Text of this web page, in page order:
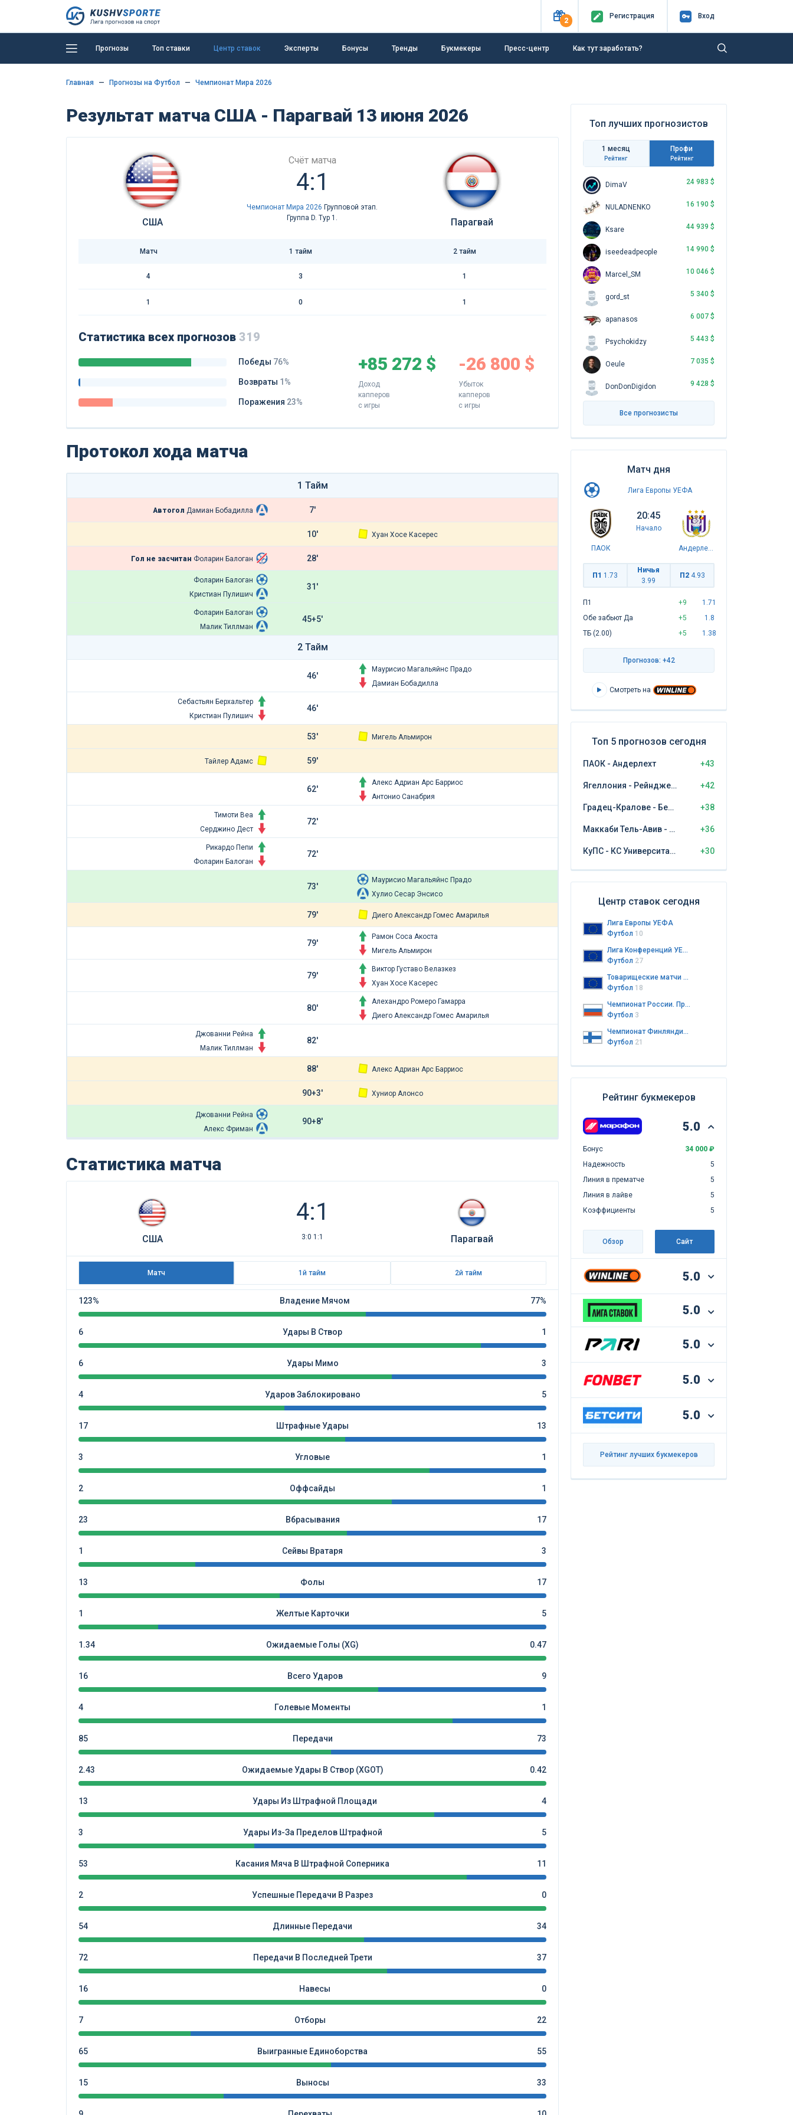
2
Регистрация Вход
Прогнозы Топ ставки Центр ставок Эксперты Бонусы Тренды Букмекеры Пресс-центр Как тут заработать?
Главная Прогнозы на Футбол Чемпионат Мира 2026
Результат матча США - Парагвай 13 июня 2026
США
Счёт матча
4:1
Чемпионат Мира 2026 Групповой этап.
Группа D. Тур 1.
Парагвай
Матч 1 тайм 2 тайм
4 3 1
1 0 1
Статистика всех прогнозов 319
Победы 76%
Возвраты 1%
Поражения 23%
+85 272 $
Доход
капперов
с игры
-26 800 $
Убыток
капперов
с игры
Протокол хода матча
1 Тайм
Автогол Дамиан Бобадилла 7'
10' Хуан Хосе Касерес
Гол не засчитан Фоларин Балоган 28'
Фоларин Балоган
Кристиан Пулишич
31'
Фоларин Балоган
Малик Тиллман
45+5'
2 Тайм
46'
Маурисио Магальяйнс Прадо
Дамиан Бобадилла
Себастьян Берхальтер
Кристиан Пулишич
46'
53' Мигель Альмирон
Тайлер Адамс 59'
62'
Алекс Адриан Арс Барриос
Антонио Санабрия
Тимоти Веа
Серджино Дест
72'
Рикардо Пепи
Фоларин Балоган
72'
73'
Маурисио Магальяйнс Прадо
Хулио Сесар Энсисо
79' Диего Александр Гомес Амарилья
79'
Рамон Соса Акоста
Мигель Альмирон
79'
Виктор Густаво Велазкез
Хуан Хосе Касерес
80'
Алехандро Ромеро Гамарра
Диего Александр Гомес Амарилья
Джованни Рейна
Малик Тиллман
82'
88' Алекс Адриан Арс Барриос
90+3' Хуниор Алонсо
Джованни Рейна
Алекс Фриман
90+8'
Статистика матча
США
4:1
3:0 1:1 Парагвай
Матч 1й тайм 2й тайм
123% Владение Мячом 77%
6 Удары В Створ 1
6 Удары Мимо 3
4 Ударов Заблокировано 5
17 Штрафные Удары 13
3 Угловые 1
2 Оффсайды 1
23 Вбрасывания 17
1 Сейвы Вратаря 3
13 Фолы 17
1 Желтые Карточки 5
1.34 Ожидаемые Голы (xG) 0.47
16 Всего Ударов 9
4 Голевые Моменты 1
85 Передачи 73
2.43 Ожидаемые Удары В Створ (xGOT) 0.42
13 Удары Из Штрафной Площади 4
3 Удары Из-За Пределов Штрафной 5
53 Касания Мяча В Штрафной Соперника 11
2 Успешные Передачи В Разрез 0
54 Длинные Передачи 34
72 Передачи В Последней Трети 37
16 Навесы 0
7 Отборы 22
65 Выигранные Единоборства 55
15 Выносы 33
Топ лучших прогнозистов
1 месяц
Рейтинг
Профи
Рейтинг
DimaV 24 983 $
NULADNENKO 16 190 $
Ksare 44 939 $
iseedeadpeople 14 990 $
Marcel_SM 10 046 $
gord_st 5 340 $
apanasos 6 007 $
Psychokidzy 5 443 $
Oeule 7 035 $
DonDonDigidon 9 428 $
Все прогнозисты
Матч дня
Лига Европы УЕФА
ПАОК
20:45
Начало
Андерлехт
П1 1.73
Ничья
3.99
П2 4.93
П1 +9
1.71
Обе забьют Да
+5
1.8
ТБ (2.00)
+5 1.38
Прогнозов: +42
Смотреть на
Топ 5 прогнозов сегодня
ПАОК - Андерлехт +43
Ягеллония - Рейнджерс +42
Градец-Кралове - Бешикташ +38
Маккаби Тель-Авив - ЦСКА София +36
КуПС - КС Университатя Крайова +30
Центр ставок сегодня
Лига Европы УЕФА
Футбол 10
Лига Конференций УЕФА
Футбол 27
Товарищеские матчи клубов
Футбол 18
Чемпионат России. Премьер-лига
Футбол 3
Чемпионат Финляндии. Колмонен. 3-й дивизион
Футбол 21
Рейтинг букмекеров
5.0
Бонус
34 000 ₽
Надежность
5
Линия в прематче
5
Линия в лайве
5
Коэффициенты
5
Обзор Сайт
5.0
5.0
5.0
5.0
5.0
Рейтинг лучших букмекеров